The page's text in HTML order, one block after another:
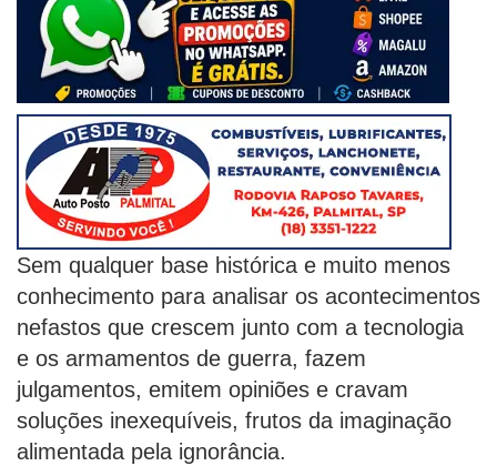
Sem qualquer base histórica e muito menos
conhecimento para analisar os acontecimentos
nefastos que crescem junto com a tecnologia
e os armamentos de guerra, fazem
julgamentos, emitem opiniões e cravam
soluções inexequíveis, frutos da imaginação
alimentada pela ignorância.